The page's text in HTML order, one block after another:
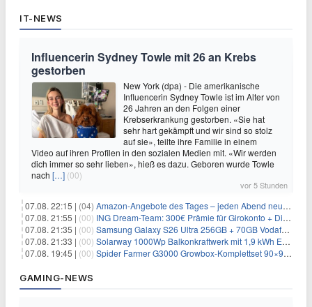
IT-NEWS
Influencerin Sydney Towle mit 26 an Krebs
gestorben
New York (dpa) - Die amerikanische
Influencerin Sydney Towle ist im Alter von
26 Jahren an den Folgen einer
Krebserkrankung gestorben. «Sie hat
sehr hart gekämpft und wir sind so stolz
auf sie», teilte ihre Familie in einem
Video auf ihren Profilen in den sozialen Medien mit. «Wir werden
dich immer so sehr lieben», hieß es dazu. Geboren wurde Towle
nach […] (00)
vor 5 Stunden
07.08. 22:15 | (04) Amazon-Angebote des Tages – jeden Abend neue Deals zum Stöbern
07.08. 21:55 | (00) ING Dream-Team: 300€ Prämie für Girokonto + Direkt-Depot
07.08. 21:35 | (00) Samsung Galaxy S26 Ultra 256GB + 70GB Vodafone-Netz für 34,99€/Monat (effektiv 4,74€/Monat)
07.08. 21:33 | (00) Solarway 1000Wp Balkonkraftwerk mit 1,9 kWh EcoFlow-Speicher für 719€ + 30€ Filial-Gutschein
07.08. 19:45 | (00) Spider Farmer G3000 Growbox-Komplettset 90×90×180 cm für 379,99€
GAMING-NEWS